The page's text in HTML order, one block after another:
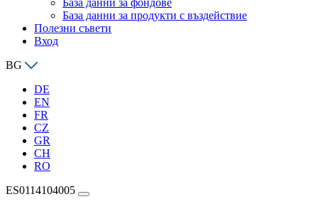
База данни за фондове
База данни за продукти с въздействие
Полезни съвети
Вход
BG
DE
EN
FR
CZ
GR
CH
RO
ES0114104005